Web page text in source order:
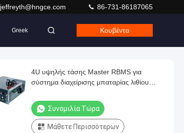
jeffreyth@hngce.com 86-731-86187065
Greek Κουβέντα
4U υψηλής τάσης Master RBMS για
σύστημα διαχείρισης μπαταρίας λιθίου
Συνομιλία Τώρα
Μάθετε Περισσότερων